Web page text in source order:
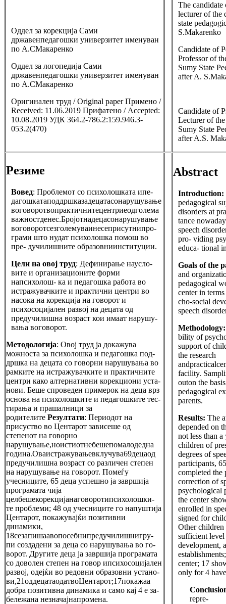
Оддел за корекција Сами
државенпедагошки универзитет именуван
по А.СМакаренко
Оддел за логопедија Сами
државенпедагошки универзитет именуван
по А.СМакаренко
Оригинален труд / Original paper Примено /
Received: 11.06.2019 Прифатено / Accepted:
10.08.2019 УДК 364.2-786.2:159.946.3-
053.2(470)
The candidate
lecturer of the
state
S.Makarenko
Candidate of
Professor of
Sumy State
after A.
Candidate of
Lecturer of
Sumy State
after A.S.
Резиме
Вовед: Проблемот со психолошката ипе-
дагошкатаподдршказадецатасонарушување
воговоротвопрактичнитецентриеодголема
важностденес.Бројотнадецасонарушување
воговоротсезголемуваинесеприсутнипро-
грами што нудат психолошка помош во
пре- дучилишните образовниинституции.
Цели на овој труд: Дефинирање наусло-
вите и организационите форми
напсихолош- ка и педагошка работа во
истражувачките и практични центри во
насока на корекција на говорот и
психосоцијален развој на децата од
предучилишна возраст кои имаат нарушу-
вања воговорот.
Методологија: Овој труд ја докажува
можноста за психолошка и педагошка под-
дршка на децата со говорни нарушувања во
рамките на истражувачките и практичните
центри како алтернативни корекциони уста-
нови. Беше спроведен примерок на деца врз
основа на психолошките и педагошките тес-
тирања и прашалници за
родителите Резултати: Периодот на
присуство во Центарот зависеше од
степенот на говорно
нарушување,ноистиотнебешепомалодедна
година.Оваистражувањевклучува69децаод
предучилишна возраст со различен степен
на нарушување на говорот. Помеѓу
учесниците, 65 деца успешно ја завршија
програмата чија
целбешекорекцијанаговоротипсихолошки-
те проблеми; 48 од учесниците го напуштија
Центарот, покажувајќи позитивни
динамики,
18сезапишаавопосебнипредучилишнигру-
пи создадени за деца со нарушувања во го-
ворот. Другите деца ја завршија програмата
со доволен степен на говор ипсихосоцијален
развој, одејќи во редовни образовни устано-
ви,21оддецатаодатвоЦентарот;17покажаа
добра позитивна динамика и само кај 4 е за-
бележана незначајнапромена.
Abstract
Introduction:
pedagogical
disorders at
tance
speech
pro- viding
educa- tional
Goals of the
and
pedagogical
center in
cho-social
speech
bility of
support of
the research
facility.
outon the
pedagogical
parents.
Results: The
depended on
not less than
children of
degrees of
participants,
completed the
correction of
psychological
the center
enrolled in
signed for
Other
sufficient level
development,
center; 17
only for 4
repre-